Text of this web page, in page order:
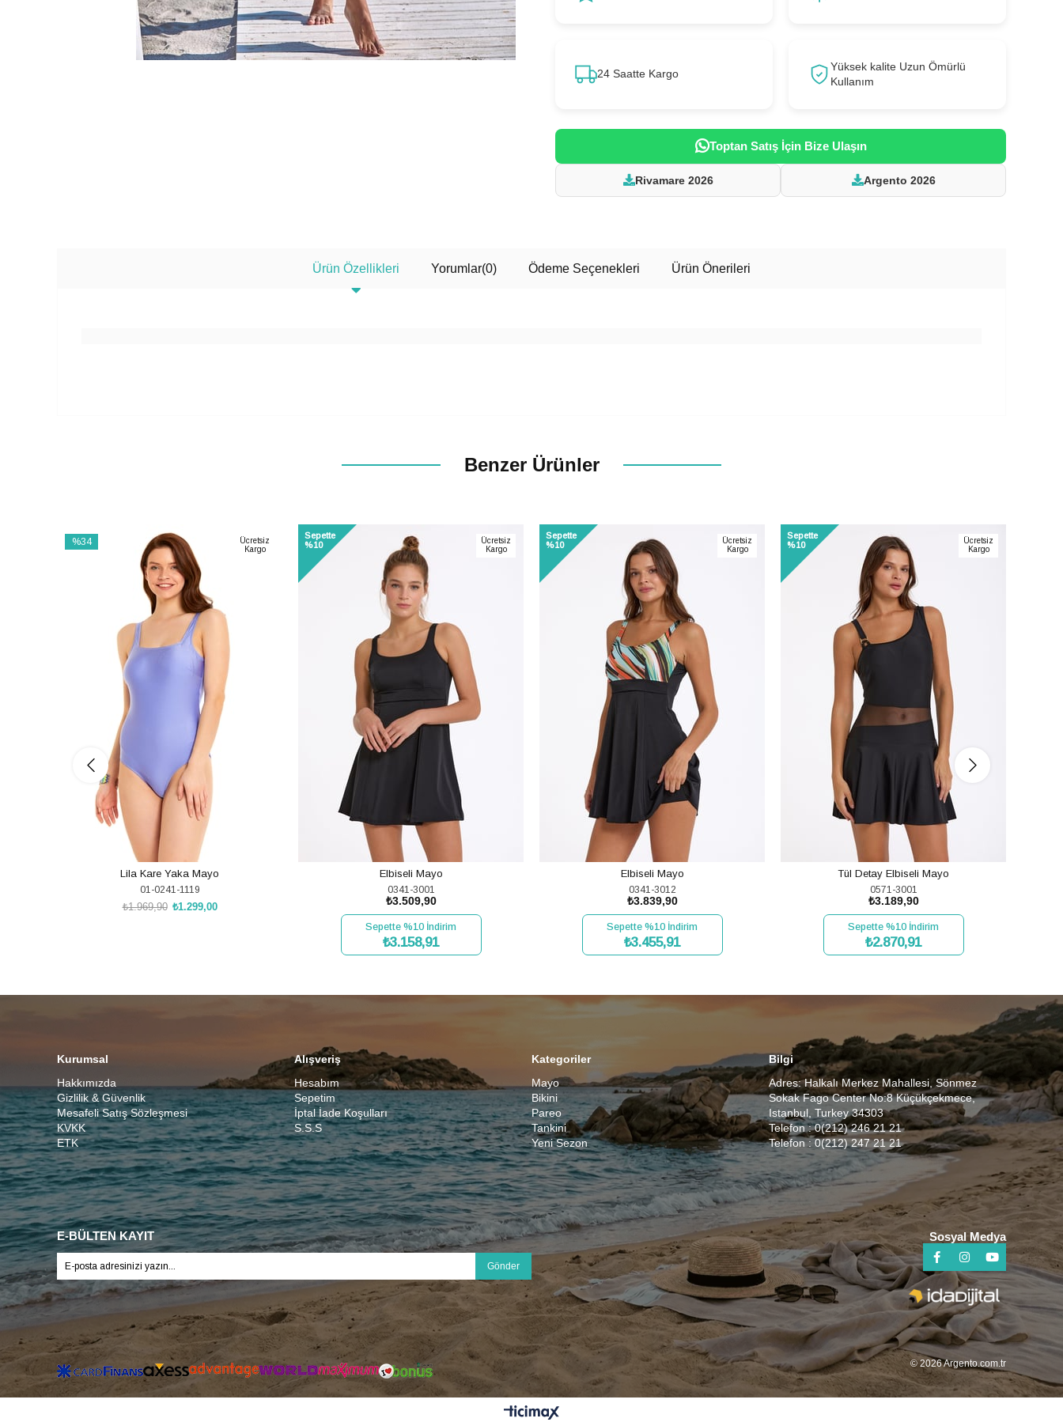
24 Saatte Kargo
Yüksek kalite Uzun Ömürlü
Kullanım
Toptan Satış İçin Bize Ulaşın
Rivamare 2026 Argento 2026
Ürün Özellikleri Yorumlar(0) Ödeme Seçenekleri Ürün Önerileri
Benzer Ürünler
%34
Ücretsiz
Kargo
Lila Kare Yaka Mayo
01-0241-1119
₺1.299,00
₺1.969,90
Sepette
%10
Ücretsiz
Kargo
Elbiseli Mayo
0341-3001
₺3.509,90
Sepette %10 İndirim
₺3.158,91
Sepette
%10
Ücretsiz
Kargo
Elbiseli Mayo
0341-3012
₺3.839,90
Sepette %10 İndirim
₺3.455,91
SEPETE EKLE
Sepette
%10
Ücretsiz
Kargo
Tül Detay Elbiseli Mayo
0571-3001
₺3.189,90
Sepette %10 İndirim
₺2.870,91
Kurumsal
Hakkımızda
Gizlilik & Güvenlik
Mesafeli Satış Sözleşmesi
KVKK
ETK
Alışveriş
Hesabım
Sepetim
İptal İade Koşulları
S.S.S
Kategoriler
Mayo
Bikini
Pareo
Tankini
Yeni Sezon
Bilgi
Adres: Halkalı Merkez Mahallesi, Sönmez
Sokak Fago Center No:8 Küçükçekmece,
Istanbul, Turkey 34303
Telefon : 0(212) 246 21 21
Telefon : 0(212) 247 21 21
E-BÜLTEN KAYIT
Gönder
Sosyal Medya
© 2026 Argento.com.tr